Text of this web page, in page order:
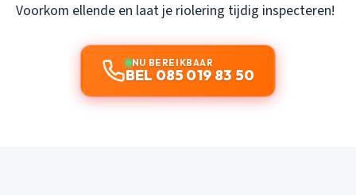
Voorkom ellende en laat je riolering tijdig inspecteren!
NU BEREIKBAAR
BEL 085 019 83 50